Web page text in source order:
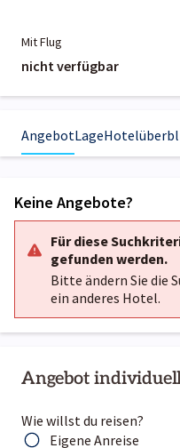
Mit Flug
nicht verfügbar
AngebotLage
Angebot
Wie willst du reisen?
Eigene Anreise
Keine Angebote?
Für diese
gefunden werden.
Bitte ändern Sie die
ein anderes Hotel.